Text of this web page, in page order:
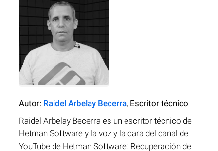
Autor: Raidel Arbelay Becerra, Escritor técnico
Raidel Arbelay Becerra es un escritor técnico de
Hetman Software y la voz y la cara del canal de
YouTube de Hetman Software: Recuperación de